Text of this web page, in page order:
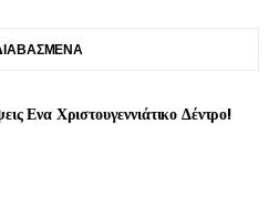
Ενα Χριστουγεννιάτικο Δέντρο!